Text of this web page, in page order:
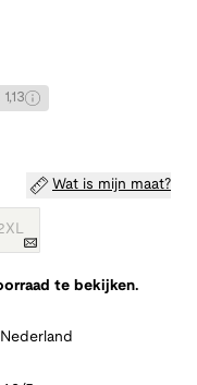
Wat is mijn maat?
te bekijken.